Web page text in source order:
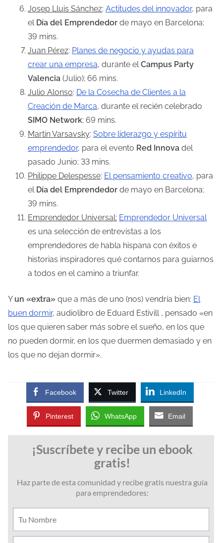
Josep Lluis Sánchez: Actitudes del innovador, para
el Día del Emprendedor de mayo en Barcelona;
39 mins.
Juan Pérez: Planes de negocio y ayudas para
crear una empresa, durante el Campus Party
Valencia (Julio); 66 mins.
Julio Alonso: De la Cosecha de Clientes a la
Creación de Marca, durante el recién celebrado
SIMO Network; 69 mins.
Martin Varsavsky: Sobre liderazgo y espíritu
emprendedor, para el evento Red Innova del
pasado Junio; 33 mins.
Philippe Delespesse: El pensamiento creativo, para
el Día del Emprendedor de mayo en Barcelona;
39 mins.
Emprendedor Universal: Emprendedor Universal
es una selección de entrevistas a los
emprendedores de habla hispana con éxitos e
historias inspiradores qué contarnos para guiarnos
a todos en el camino a triunfar.
Y un «extra» que a más de uno (nos) vendría bien: El
buen dormir, audiolibro de Eduard Estivill , pensado «en
los que quieren saber más sobre el sueño, en los que
no pueden dormir, en los que duermen demasiado y en
los que no dejan dormir».
Facebook Twitter LinkedIn
Pinterest WhatsApp Email